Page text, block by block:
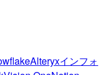
Alteryxインフォ